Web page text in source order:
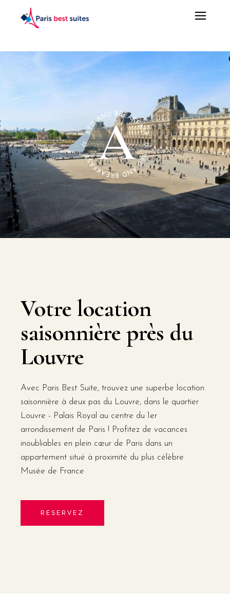
Votre location
saisonnière près du
Louvre
Avec Paris Best Suite, trouvez une superbe location
saisonnière à deux pas du Louvre, dans le quartier
Louvre - Palais Royal au centre du 1er
arrondissement de Paris ! Profitez de vacances
inoubliables en plein cœur de Paris dans un
appartement situé à proximité du plus célèbre
Musée de France
RESERVEZ